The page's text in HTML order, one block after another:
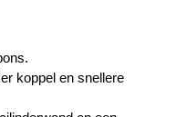
koppel en snellere